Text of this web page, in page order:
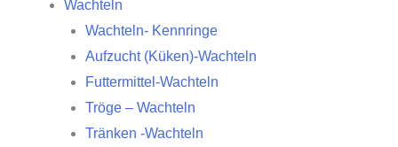
Wachteln
Wachteln- Kennringe
Aufzucht (Küken)-Wachteln
Futtermittel-Wachteln
Tröge – Wachteln
Tränken -Wachteln